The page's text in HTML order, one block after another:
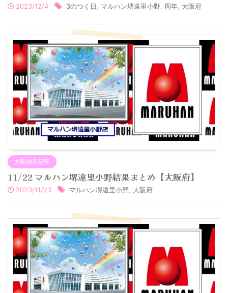
2023/12/4 3のつく日 マルハン堺遠里小野 周年 大阪府
大阪結果記事
11/22 マルハン堺遠里小野結果まとめ【大阪府】
2023/11/23 マルハン堺遠里小野 大阪府